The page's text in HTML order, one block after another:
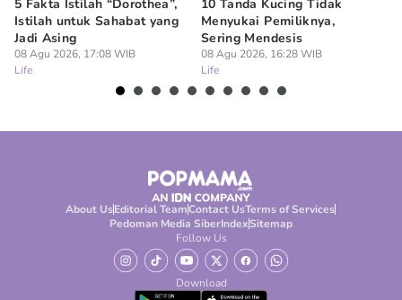
5 Fakta Istilah “Dorothea”,
Istilah untuk Sahabat yang
Jadi Asing
08 Agu 2026, 17:08 WIB
Life
10 Tanda Kucing Tidak
Menyukai Pemiliknya,
Sering Mendesis
08 Agu 2026, 16:28 WIB
Life
About UsEditorial TeamContact UsTerms of Services
Pedoman Media SiberIndexSitemap
Follow Us
Download